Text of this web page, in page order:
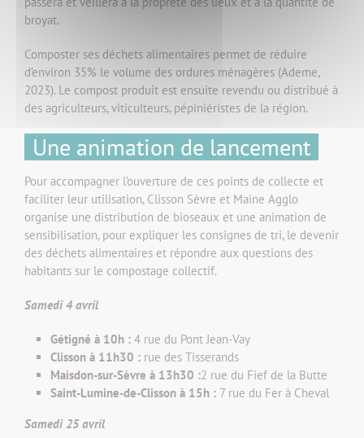
broyat.
Composter ses déchets alimentaires permet de réduire
d’environ 35% le volume des ordures ménagères (Ademe,
2023). Le compost produit est ensuite revendu ou distribué à
des agriculteurs, viticulteurs, pépiniéristes de la région.
Une animation de lancement
Pour accompagner l’ouverture de ces points de collecte et
faciliter leur utilisation, Clisson Sèvre et Maine Agglo
organise une distribution de bioseaux et une animation de
sensibilisation, pour expliquer les consignes de tri, le devenir
des déchets alimentaires et répondre aux questions des
habitants sur le compostage collectif.
Samedi 4 avril
Gétigné à 10h : 4 rue du Pont Jean-Vay
Clisson à 11h30 : rue des Tisserands
Maisdon-sur-Sèvre à 13h30 :2 rue du Fief de la Butte
Saint-Lumine-de-Clisson à 15h : 7 rue du Fer à Cheval
Samedi 25 avril